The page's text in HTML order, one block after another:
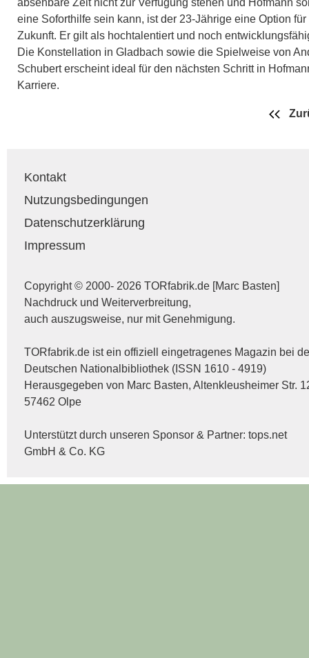
absehbare Zeit nicht zur Verfügung stehen und Hofmann
eine Soforthilfe sein kann, ist der 23-Jährige eine Option für
Zukunft. Er gilt als hochtalentiert und noch
Die Konstellation in Gladbach sowie die Spielweise von
Schubert erscheint ideal für den nächsten Schritt in
Karriere.
Kontakt
Nutzungsbedingungen
Datenschutzerklärung
Impressum
Copyright © 2000- 2026 TORfabrik.de [Marc Basten]
Nachdruck und Weiterverbreitung,
auch auszugsweise, nur mit Genehmigung.
TORfabrik.de ist ein offiziell eingetragenes Magazin bei
Deutschen Nationalbibliothek (ISSN 1610 - 4919)
Herausgegeben von Marc Basten, Altenkleusheimer Str.
57462 Olpe
Unterstützt durch unseren Sponsor & Partner: tops.net
GmbH & Co. KG